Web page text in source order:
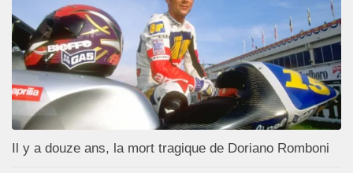
Il y a douze ans, la mort tragique de Doriano Romboni